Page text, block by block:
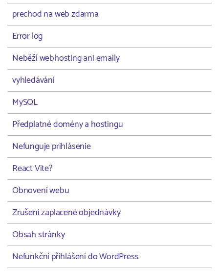
prechod na web zdarma
Error log
Neběží webhosting ani emaily
vyhledávání
MySQL
Předplatné domény a hostingu
Nefunguje prihlásenie
React Vite?
Obnovení webu
Zrušení zaplacené objednávky
Obsah stránky
Nefunkční přihlášení do WordPress